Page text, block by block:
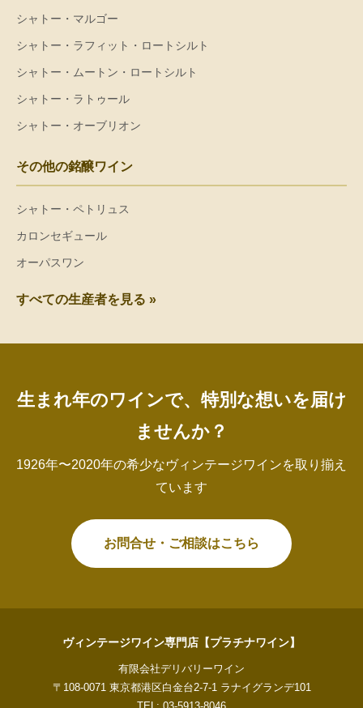
シャトー・マルゴー
シャトー・ラフィット・ロートシルト
シャトー・ムートン・ロートシルト
シャトー・ラトゥール
シャトー・オーブリオン
その他の銘醸ワイン
シャトー・ペトリュス
カロンセギュール
オーパスワン
すべての生産者を見る »
生まれ年のワインで、特別な想いを届け
ませんか？
1926年〜2020年の希少なヴィンテージワインを取り揃え
ています
お問合せ・ご相談はこちら
ヴィンテージワイン専門店【プラチナワイン】
有限会社デリバリーワイン
〒108-0071 東京都港区白金台2-7-1 ラナイグランデ101